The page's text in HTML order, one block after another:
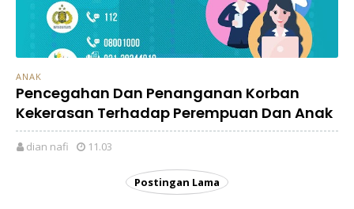
ANAK
Pencegahan Dan Penanganan Korban
Kekerasan Terhadap Perempuan Dan Anak
dian nafi 11.03
Postingan Lama